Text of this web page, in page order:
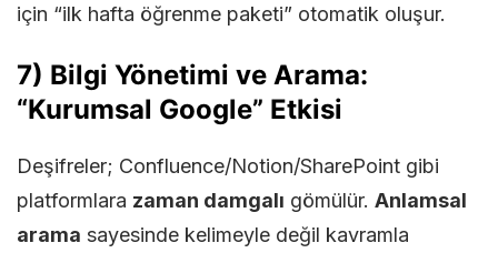
için “ilk hafta öğrenme paketi” otomatik oluşur.
7) Bilgi Yönetimi ve Arama:
“Kurumsal Google” Etkisi
Deşifreler; Confluence/Notion/SharePoint gibi
platformlara zaman damgalı gömülür. Anlamsal
arama sayesinde kelimeyle değil kavramla